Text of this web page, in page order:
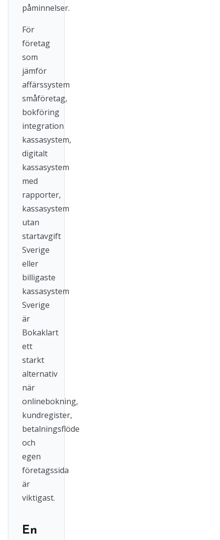
påminnelser.
För
företag
som
jämför
affärssystem
småföretag,
bokföring
integration
kassasystem,
digitalt
kassasystem
med
rapporter,
kassasystem
utan
startavgift
Sverige
eller
billigaste
kassasystem
Sverige
är
Bokaklart
ett
starkt
alternativ
när
onlinebokning,
kundregister,
betalningsflöde
och
egen
företagssida
är
viktigast.
En